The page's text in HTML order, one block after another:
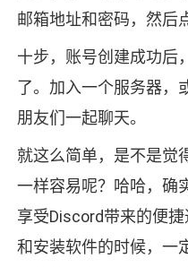
邮箱地址和密码，然后
十步，账号创建成功后
了。加入一个服务器，
朋友们一起聊天。
就这么简单，是不是觉
一样容易呢？哈哈，确
享受Discord带来的便
和安装软件的时候，一